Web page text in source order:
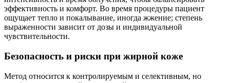
эффективность и комфорт. Во время процедуры пациент
ощущает тепло и покалывание, иногда жжение; степень
выраженности зависит от дозы и индивидуальной
чувствительности.
Безопасность и риски при жирной коже
Метод относится к контролируемым и селективным, но